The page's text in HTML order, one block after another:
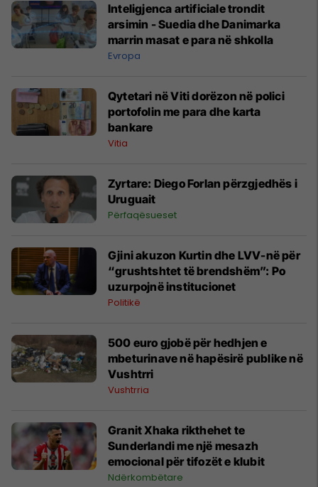
Inteligjenca artificiale trondit
arsimin - Suedia dhe Danimarka
marrin masat e para në shkolla
Evropa
Qytetari në Viti dorëzon në polici
portofolin me para dhe karta
bankare
Vitia
Zyrtare: Diego Forlan përzgjedhës i
Uruguait
Përfaqësueset
Gjini akuzon Kurtin dhe LVV-në për
“grushtshtet të brendshëm”: Po
uzurpojnë institucionet
Politikë
500 euro gjobë për hedhjen e
mbeturinave në hapësirë publike në
Vushtrri
Vushtrria
Granit Xhaka rikthehet te
Sunderlandi me një mesazh
emocional për tifozët e klubit
Ndërkombëtare